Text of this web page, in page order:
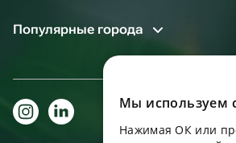
Популярные города
Мы используем
Нажимая ОК или